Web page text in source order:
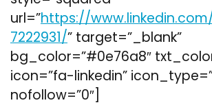
url=”https://
7222931/” target=”_blank”
bg_color=”#0e76a8″
icon=”fa-linkedin”
nofollow=”0″]